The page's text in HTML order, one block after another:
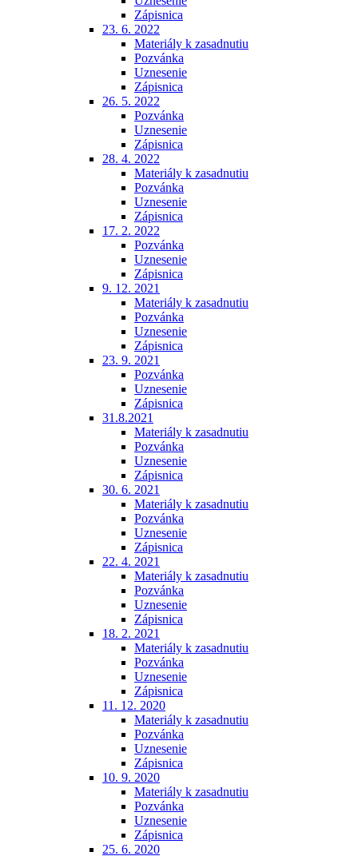
Zápisnica
23. 6. 2022
Materiály k zasadnutiu
Pozvánka
Uznesenie
Zápisnica
26. 5. 2022
Pozvánka
Uznesenie
Zápisnica
28. 4. 2022
Materiály k zasadnutiu
Pozvánka
Uznesenie
Zápisnica
17. 2. 2022
Pozvánka
Uznesenie
Zápisnica
9. 12. 2021
Materiály k zasadnutiu
Pozvánka
Uznesenie
Zápisnica
23. 9. 2021
Pozvánka
Uznesenie
Zápisnica
31.8.2021
Materiály k zasadnutiu
Pozvánka
Uznesenie
Zápisnica
30. 6. 2021
Materiály k zasadnutiu
Pozvánka
Uznesenie
Zápisnica
22. 4. 2021
Materiály k zasadnutiu
Pozvánka
Uznesenie
Zápisnica
18. 2. 2021
Materiály k zasadnutiu
Pozvánka
Uznesenie
Zápisnica
11. 12. 2020
Materiály k zasadnutiu
Pozvánka
Uznesenie
Zápisnica
10. 9. 2020
Materiály k zasadnutiu
Pozvánka
Uznesenie
Zápisnica
25. 6. 2020